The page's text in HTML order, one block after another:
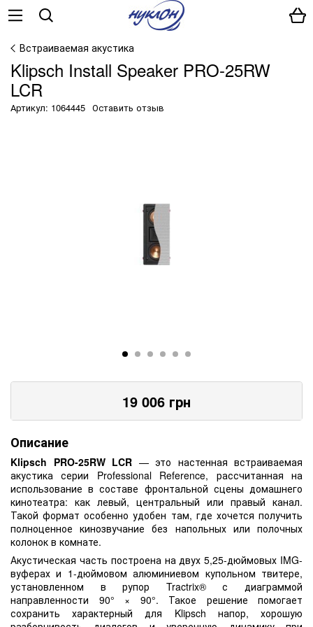
Встраиваемая акустика
Klipsch Install Speaker PRO-25RW
LCR
Артикул: 1064445 Оставить отзыв
19 006 грн
Описание
Klipsch PRO-25RW LCR — это настенная встраиваемая
акустика серии Professional Reference, рассчитанная на
использование в составе фронтальной сцены домашнего
кинотеатра: как левый, центральный или правый канал.
Такой формат особенно удобен там, где хочется получить
полноценное кинозвучание без напольных или полочных
колонок в комнате.
Акустическая часть построена на двух 5,25-дюймовых IMG-
вуферах и 1-дюймовом алюминиевом купольном твитере,
установленном в рупор Tractrix® с диаграммой
направленности 90° × 90°. Такое решение помогает
сохранить характерный для Klipsch напор, хорошую